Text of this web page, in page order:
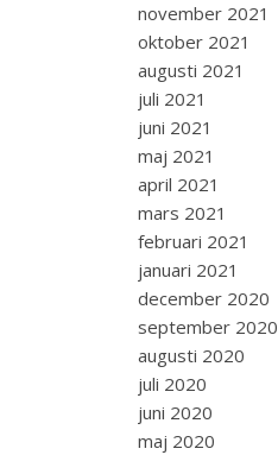
november 2021
oktober 2021
augusti 2021
juli 2021
juni 2021
maj 2021
april 2021
mars 2021
februari 2021
januari 2021
december 2020
september 2020
augusti 2020
juli 2020
juni 2020
maj 2020